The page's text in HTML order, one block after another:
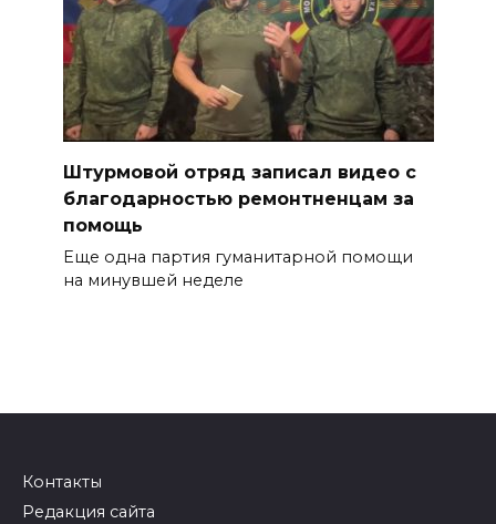
Штурмовой отряд записал видео с
благодарностью ремонтненцам за
помощь
Еще одна партия гуманитарной помощи
на минувшей неделе
Контакты
Редакция сайта